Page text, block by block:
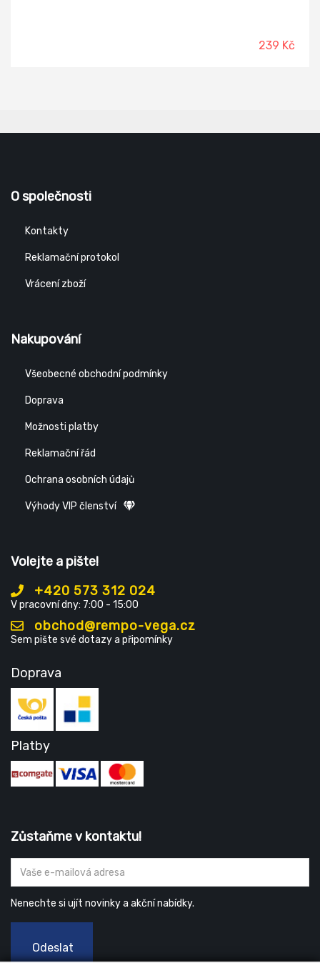
239 Kč
O společnosti
Kontakty
Reklamační protokol
Vrácení zboží
Nakupování
Všeobecné obchodní podmínky
Doprava
Možnosti platby
Reklamační řád
Ochrana osobních údajů
Výhody VIP členství
Volejte a pište!
+420 573 312 024
V pracovní dny: 7:00 - 15:00
obchod@rempo-vega.cz
Sem pište své dotazy a připomínky
Doprava
Platby
Zůstaňme v kontaktu!
Nenechte si ujít novinky a akční nabídky.
Odeslat